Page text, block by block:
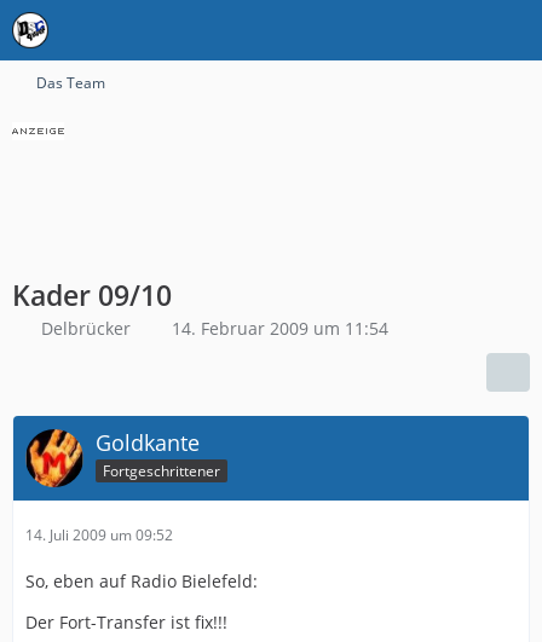
Das Team
Kader 09/10
Delbrücker 14. Februar 2009 um 11:54
Goldkante
Fortgeschrittener
14. Juli 2009 um 09:52
So, eben auf Radio Bielefeld:
Der Fort-Transfer ist fix!!!